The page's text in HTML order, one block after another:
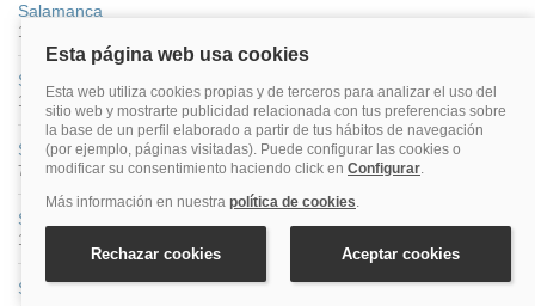
Salamanca
100 hoteles
San Sebastián
149 hoteles
Santander
74 hoteles
Santiago De Compostela
176 hoteles
Segovia